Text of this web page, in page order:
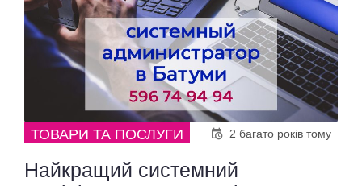
ТОВАРИ ТА ПОСЛУГИ 2 багато років тому
Найкращий системний